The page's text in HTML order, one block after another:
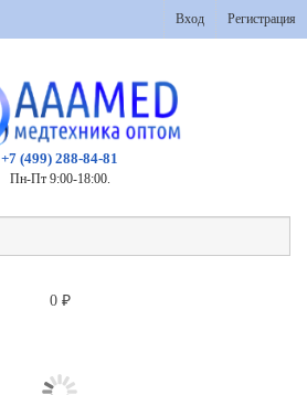
Вход Регистрация
+7 (499) 288-84-81
Пн-Пт 9:00-18:00.
0 ₽